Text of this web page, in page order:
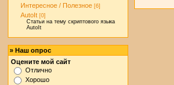
Интересное / Полезное [6]
AutoIt [0]
Статьи на тему скриптового языка
AutoIt
» Наш опрос
Оцените мой сайт
Отлично
Хорошо